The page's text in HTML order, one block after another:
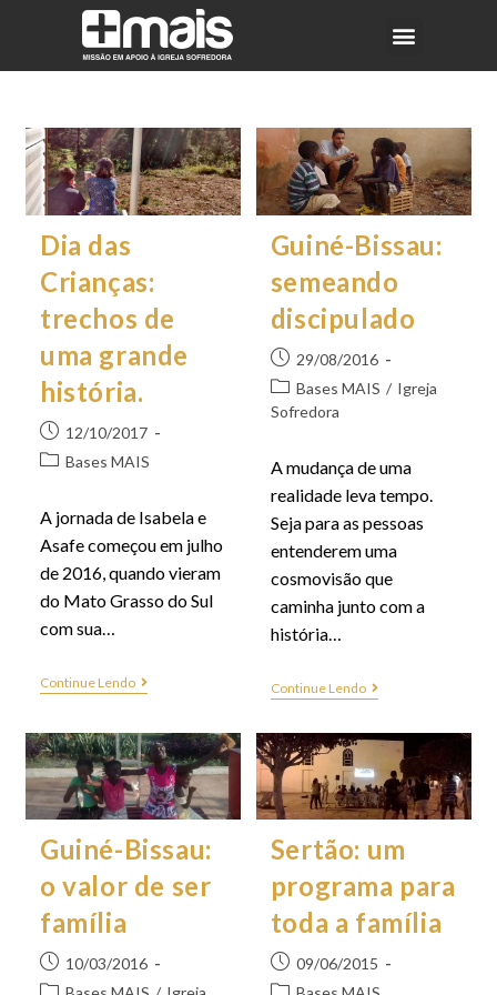
Dia das
Crianças:
trechos de
uma grande
história.
12/10/2017
Bases MAIS
A jornada de Isabela e
Asafe começou em julho
de 2016, quando vieram
do Mato Grasso do Sul
com sua…
Continue Lendo
Guiné-Bissau:
semeando
discipulado
29/08/2016
Bases MAIS / Igreja
Sofredora
A mudança de uma
realidade leva tempo.
Seja para as pessoas
entenderem uma
cosmovisão que
caminha junto com a
história…
Continue Lendo
Guiné-Bissau:
o valor de ser
família
10/03/2016
Sertão: um
programa para
toda a família
09/06/2015